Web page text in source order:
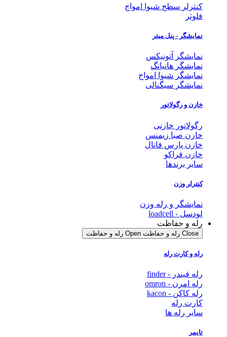
کنترلر سطح شیوا امواج
فلوتر
نمایشگر - پنل میتر
نمایشگر آتونیکس
نمایشگر هانیانگ
نمایشگر شیوا امواج
نمایشگر سیگنالی
خازن و رگولاتور
رگولاتور خازنی
خازن صبا زیمنس
خازن پارس فانال
خازن فراکو
سایر برندها
کنترلر وزن
نمایشگر و رله وزن
لودسل - loadcell
رله و حفاظت
Close رله و حفاظت Open رله و حفاظت
رله و کارت رله
رله فیندر - finder
رله امرن - omron
رله کاکن - kacon
کارت رله
سایر رله ها
تایمر